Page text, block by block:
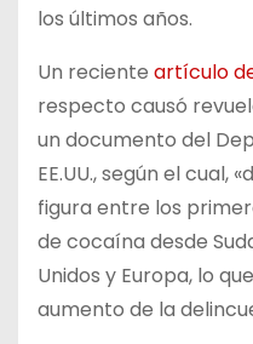
los últimos años.
Un reciente artículo
respecto causó
un documento del
EE.UU., según el cual,
figura entre los
de cocaína desde
Unidos y Europa, lo
aumento de la